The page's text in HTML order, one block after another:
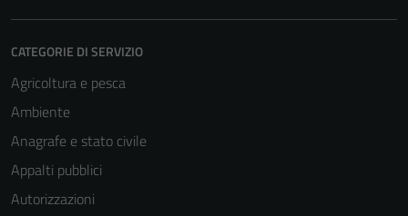
CATEGORIE DI SERVIZIO
Agricoltura e pesca
Ambiente
Anagrafe e stato civile
Appalti pubblici
Autorizzazioni